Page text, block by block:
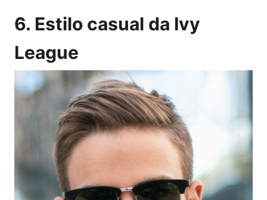
6. Estilo casual da Ivy
League